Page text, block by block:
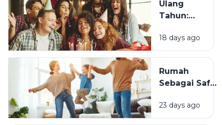
Ulang
Tahun:
Momen
Bertambah
Terasa
Istimewa?
18 days ago
Rumah
Sebagai Safe
Mengapa
Lingkungan
23 days ago